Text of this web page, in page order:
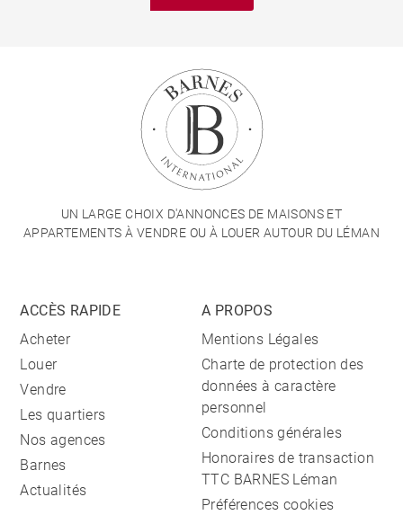
UN LARGE CHOIX D'ANNONCES DE MAISONS ET
APPARTEMENTS À VENDRE OU À LOUER AUTOUR DU LÉMAN
ACCÈS RAPIDE
Acheter
Louer
Vendre
Les quartiers
Nos agences
Barnes
Actualités
A PROPOS
Mentions Légales
Charte de protection des
données à caractère
personnel
Conditions générales
Honoraires de transaction
TTC BARNES Léman
Préférences cookies